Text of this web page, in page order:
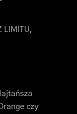
LIMITU,
czy